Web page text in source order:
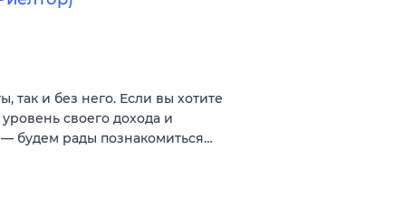
так и без него. Если вы хотите
своего дохода и
будем рады познакомиться…